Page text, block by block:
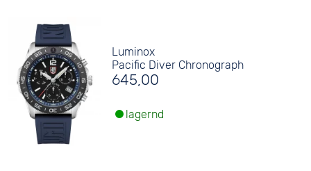
Luminox
Pacific Diver Chronograph
645,00
lagernd